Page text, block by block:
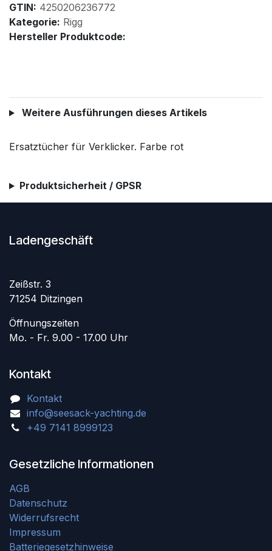
GTIN: 4250206236772
Kategorie: Rigg
Hersteller Produktcode:
Weitere Ausführungen dieses Artikels
Ersatztücher für Verklicker. Farbe rot
Produktsicherheit / GPSR
Ladengeschäft
Zeißstr. 3
71254 Ditzingen
Öffnungszeiten
Mo. - Fr. 9.00 - 17.00 Uhr
Kontakt
Kontakt
info@seesack-yachting.de
+49 7141 8999123
Gesetzliche Informationen
AGB
Datenschutz
Widerrufsrecht
Impressum
Batteriegesetzhinweise